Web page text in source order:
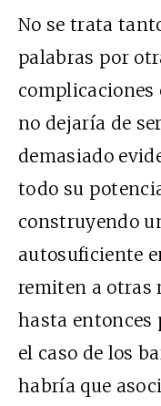
No se trata
palabras por
no dejaría de
demasiado
todo su
construyendo
autosuficiente
remiten a otras
hasta entonces
el caso de los
habría que